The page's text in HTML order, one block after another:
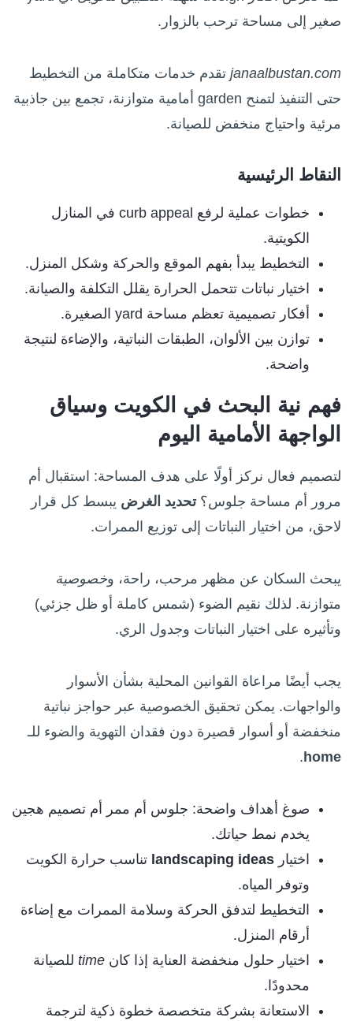
صغير إلى مساحة ترحب بالزوار.
janaalbustan.com تقدم خدمات متكاملة من التخطيط
حتى التنفيذ لتمنح garden أمامية متوازنة، تجمع بين جاذبية
مرئية واحتياج منخفض للصيانة.
النقاط الرئيسية
خطوات عملية لرفع curb appeal في المنازل
الكويتية.
التخطيط يبدأ بفهم الموقع والحركة وشكل المنزل.
اختيار نباتات تتحمل الحرارة يقلل التكلفة والصيانة.
أفكار تصميمية تعظم مساحة yard الصغيرة.
توازن بين الألوان، الطبقات النباتية، والإضاءة لنتيجة
واضحة.
فهم نية البحث في الكويت وسياق
الواجهة الأمامية اليوم
لتصميم فعال نركز أولًا على هدف المساحة: استقبال أم
مرور أم مساحة جلوس؟تحديد الغرض يبسط كل قرار
لاحق، من اختيار النباتات إلى توزيع الممرات.
يبحث السكان عن مظهر مرحب، راحة، وخصوصية
متوازنة. لذلك نقيم الضوء (شمس كاملة أو ظل جزئي)
وتأثيره على اختيار النباتات وجدول الري.
يجب أيضًا مراعاة القوانين المحلية بشأن الأسوار
والواجهات. يمكن تحقيق الخصوصية عبر حواجز نباتية
منخفضة أو أسوار قصيرة دون فقدان التهوية والضوء للـ
home
.
صوغ أهداف واضحة: جلوس أم ممر أم تصميم هجين
يخدم نمط حياتك.
اختيار landscaping ideas تناسب حرارة الكويت
وتوفر المياه.
التخطيط لتدفق الحركة وسلامة الممرات مع إضاءة
أرقام المنزل.
اختيار حلول منخفضة العناية إذا كان time للصيانة
محدودًا.
الاستعانة بشركة متخصصة خطوة ذكية لترجمة